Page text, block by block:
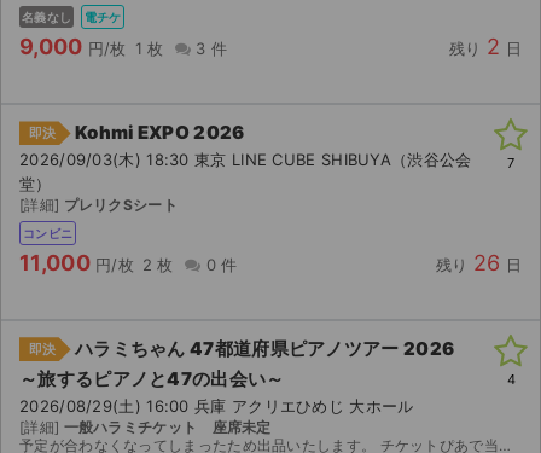
サイト情報
チケットジャム利用規約
プライバシーポリシー
特定商取引法に基づく表記
不正転売禁止法について
チケットジャムの取り組み
名義なし 電チケ
9,000 円/枚 1 枚 3 件 残り 2 日
即決 Kohmi EXPO 2026
2026/09/03(木) 18:30 東京 LINE CUBE SHIBUYA（渋谷公会
堂）
[詳細] プレリクSシート
コンビニ
11,000 円/枚 2 枚 0 件 残り 26 日
7
即決
ハラミちゃん 47都道府県ピアノツアー 2026
～旅するピアノと47の出会い～
2026/08/29(土) 16:00 兵庫 アクリエひめじ 大ホール
[詳細] 一般ハラミチケット 座席未定
予定が合わなくなってしまったため出品いたします。 チケットぴあで当選したチケットです。 【お渡し方法】 8月24日より発券可能です。 番号をお伝えいたしますのでコンビニで発券をおこな...
4